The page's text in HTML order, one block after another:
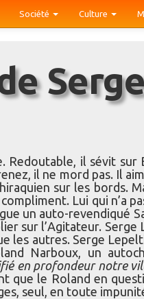
Société Culture
il sévit sur
il ne mord pas. Il
sur les bords.
Lui qui n’a
un auto-revendiqué
sur l’Agitateur.
les autres. Serge
Narboux, un
en profondeur notre
que le Roland en
seul, en toute